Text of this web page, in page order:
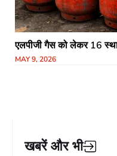
एलपीजी गैस को लेकर 16
MAY 9, 2026
खबरें और भी